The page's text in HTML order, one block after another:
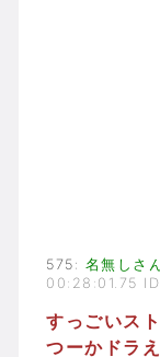
575 : 名無しさ
00:28:01.75
すっごいス
つーかドラ